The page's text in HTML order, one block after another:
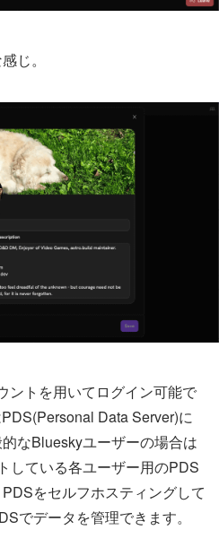
じ。
ントを用いてログイン可能で
Data Server)に
なBlueskyユーザーの場合は
している各ユーザー用のPDS
をセルフホスティングして
でデータを管理できます。